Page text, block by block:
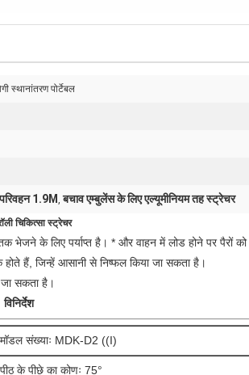
स्थानांतरण पोर्टेबल
1.9M ,बचाव एम्बुलेंस के लिए एल्यूमीनियम तह स्ट्रेचर
चिकित्सा स्ट्रेचर
भेजने के लिए पर्याप्त है। * और वाहन में लोड होने पर पैरों
हैं, जिन्हें आसानी से निष्फल किया जा सकता है।
जा सकता है।
विनिर्देश
मॉडल संख्याः MDK-D2 ((I)
पीठ के पीछे का कोणः 75°